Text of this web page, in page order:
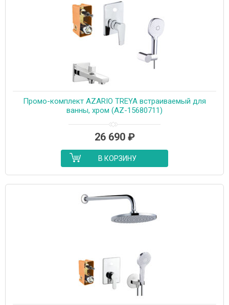
Промо-комплект AZARIO TREYA встраиваемый для
ванны, хром (AZ-15680711)
26 690 ₽
В КОРЗИНУ